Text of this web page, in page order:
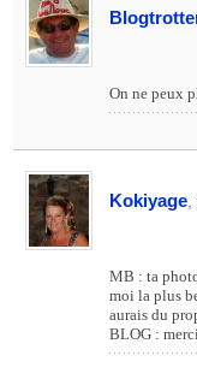
On ne peux
Kokiyage
MB : ta
moi la plus
aurais du
BLOG :